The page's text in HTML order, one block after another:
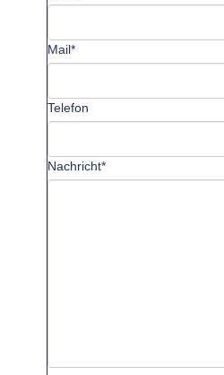
Mail*
Telefon
Nachricht*